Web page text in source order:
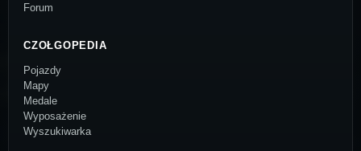
Forum
CZOŁGOPEDIA
Pojazdy
Mapy
Medale
Wyposażenie
Wyszukiwarka